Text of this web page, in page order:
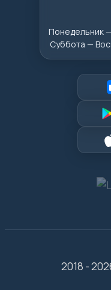
Понедельник
Суббота —
2018 -